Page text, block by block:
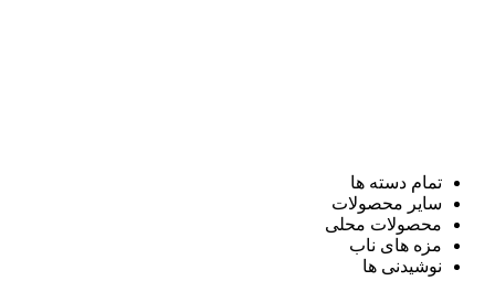
تمام دسته ها
سایر محصولات
محصولات محلی
مزه های ناب
نوشیدنی ها